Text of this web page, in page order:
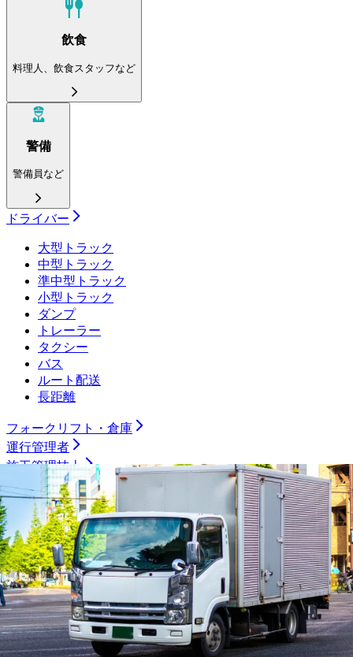
飲食
料理人、飲食スタッフなど
警備
警備員など
ドライバー
大型トラック
中型トラック
準中型トラック
小型トラック
ダンプ
トレーラー
タクシー
バス
ルート配送
長距離
フォークリフト・倉庫
運行管理者
施工管理技士
土木施工管理技士
電気工事施工管理技士
建築施工管理技士
管工事施工管理技士
電気主任技術者
製造職
機械加工（旋盤）
機械加工（マシニング）